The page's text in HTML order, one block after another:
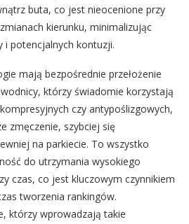
buta, co jest nieocenione przy
kierunku, minimalizując
i potencjalnych kontuzji.
mają bezpośrednie przełożenie
którzy świadomie korzystają
czy antypoślizgowych,
zmęczenie, szybciej się
na parkiecie. To wszystko
do utrzymania wysokiego
czas, co jest kluczowym czynnikiem
tworzenia rankingów.
którzy wprowadzają takie